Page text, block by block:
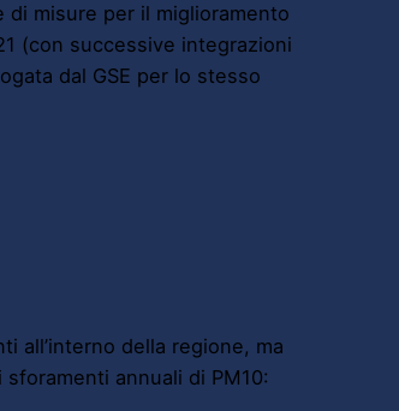
di misure per il miglioramento
(con successive integrazioni
dal GSE per lo stesso
all’interno della regione, ma
annuali di PM10: